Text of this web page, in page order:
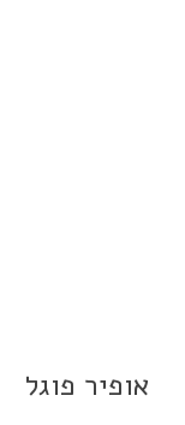
אופיר פוגל